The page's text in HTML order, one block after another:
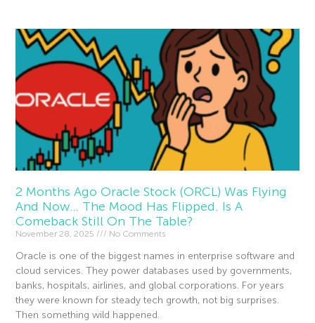
2 Months Ago Oracle Stock (ORCL) Was Flying
And Now… The Mood Has Flipped. Is A
Comeback Still On The Table?
November 28, 2025 No Comments
Oracle is one of the biggest names in enterprise software and
cloud services. They power databases used by governments,
banks, hospitals, airlines, and global corporations. For years
they were known for steady tech growth, not big surprises.
Then something wild happened.